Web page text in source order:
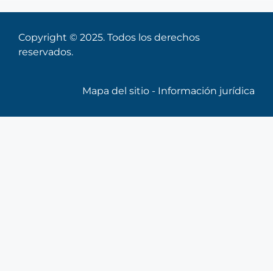
Copyright © 2025. Todos los derechos
reservados.
Mapa del sitio - Información jurídica